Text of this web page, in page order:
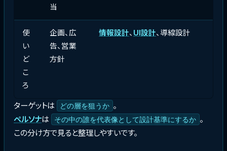
当
使
い
ど
こ
ろ
企画、広
告、営業
方針
情報設計、 UI設計、導線設計
ターゲットは どの層を狙うか 。
ペルソナは その中の誰を代表像として設計基準にするか 。
この分け方で見ると整理しやすいです。